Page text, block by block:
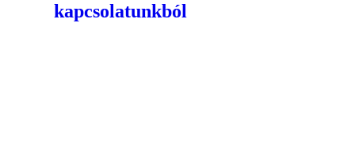
kapcsolatunkból